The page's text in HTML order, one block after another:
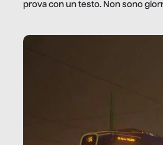
prova con un testo. Non sono